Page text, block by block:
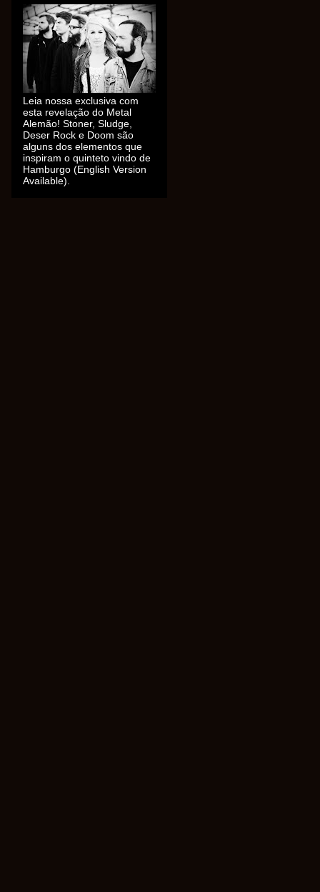
Leia nossa exclusiva com
esta revelação do Metal
Alemão! Stoner, Sludge,
Deser Rock e Doom são
alguns dos elementos que
inspiram o quinteto vindo de
Hamburgo (English Version
Available).